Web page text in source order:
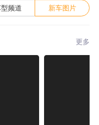
频道 新车图片
更多